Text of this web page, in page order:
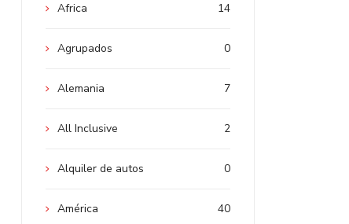
14
Africa
0
Agrupados
7
Alemania
2
All Inclusive
0
Alquiler de autos
40
América